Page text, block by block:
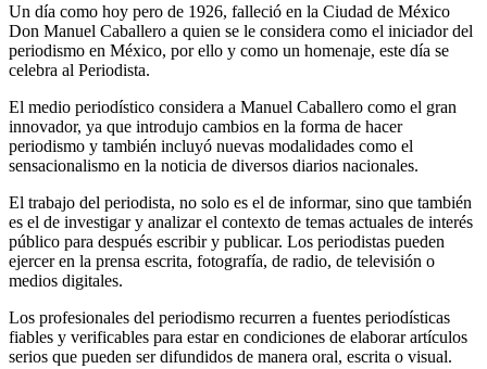
Un día como hoy pero de 1926, falleció en la Ciudad de México
Don Manuel Caballero a quien se le considera como el iniciador del
periodismo en México, por ello y como un homenaje, este día se
celebra al Periodista.
El medio periodístico considera a Manuel Caballero como el gran
innovador, ya que introdujo cambios en la forma de hacer
periodismo y también incluyó nuevas modalidades como el
sensacionalismo en la noticia de diversos diarios nacionales.
El trabajo del periodista, no solo es el de informar, sino que también
es el de investigar y analizar el contexto de temas actuales de interés
público para después escribir y publicar. Los periodistas pueden
ejercer en la prensa escrita, fotografía, de radio, de televisión o
medios digitales.
Los profesionales del periodismo recurren a fuentes periodísticas
fiables y verificables para estar en condiciones de elaborar artículos
serios que pueden ser difundidos de manera oral, escrita o visual.